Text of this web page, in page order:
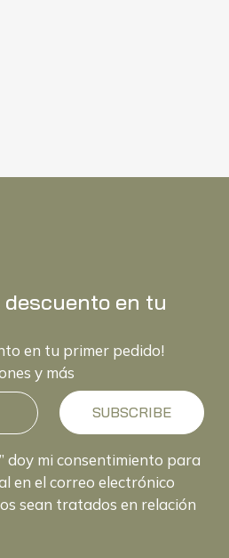
en tu
en tu primer pedido!
y más
SUBSCRIBE
doy mi consentimiento para
en el correo electrónico
sean tratados en relación